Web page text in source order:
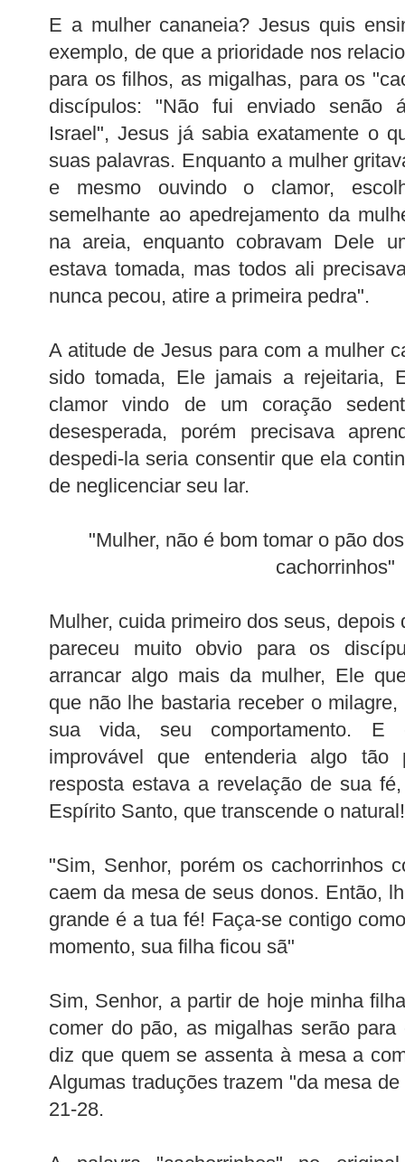
E a mulher cananeia? Jesus quis
exemplo, de que a prioridade nos
para os filhos, as migalhas, para os
discípulos: "Não fui enviado senão
Israel", Jesus já sabia exatamente o
suas palavras. Enquanto a mulher
e mesmo ouvindo o clamor,
semelhante ao apedrejamento da
na areia, enquanto cobravam Dele
estava tomada, mas todos ali
nunca pecou, atire a primeira pedra".
A atitude de Jesus para com a mulher
sido tomada, Ele jamais a rejeitaria,
clamor vindo de um coração
desesperada, porém precisava
despedi-la seria consentir que ela
de neglicenciar seu lar.
"Mulher, não é bom tomar o pão
cachorrinhos"
Mulher, cuida primeiro dos seus, depois
pareceu muito obvio para os
arrancar algo mais da mulher, Ele
que não lhe bastaria receber o
sua vida, seu comportamento. E
improvável que entenderia algo tão
resposta estava a revelação de sua
Espírito Santo, que transcende o natural!
"Sim, Senhor, porém os cachorrinhos
caem da mesa de seus donos. Então,
grande é a tua fé! Faça-se contigo
momento, sua filha ficou sã"
Sim, Senhor, a partir de hoje minha
comer do pão, as migalhas serão para
diz que quem se assenta à mesa a
Algumas traduções trazem "da mesa
21-28.